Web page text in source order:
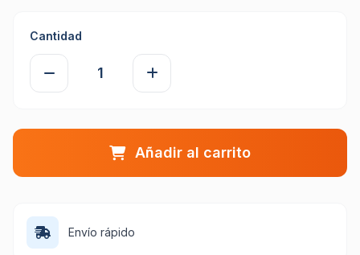
Cantidad
Añadir al carrito
Envío rápido